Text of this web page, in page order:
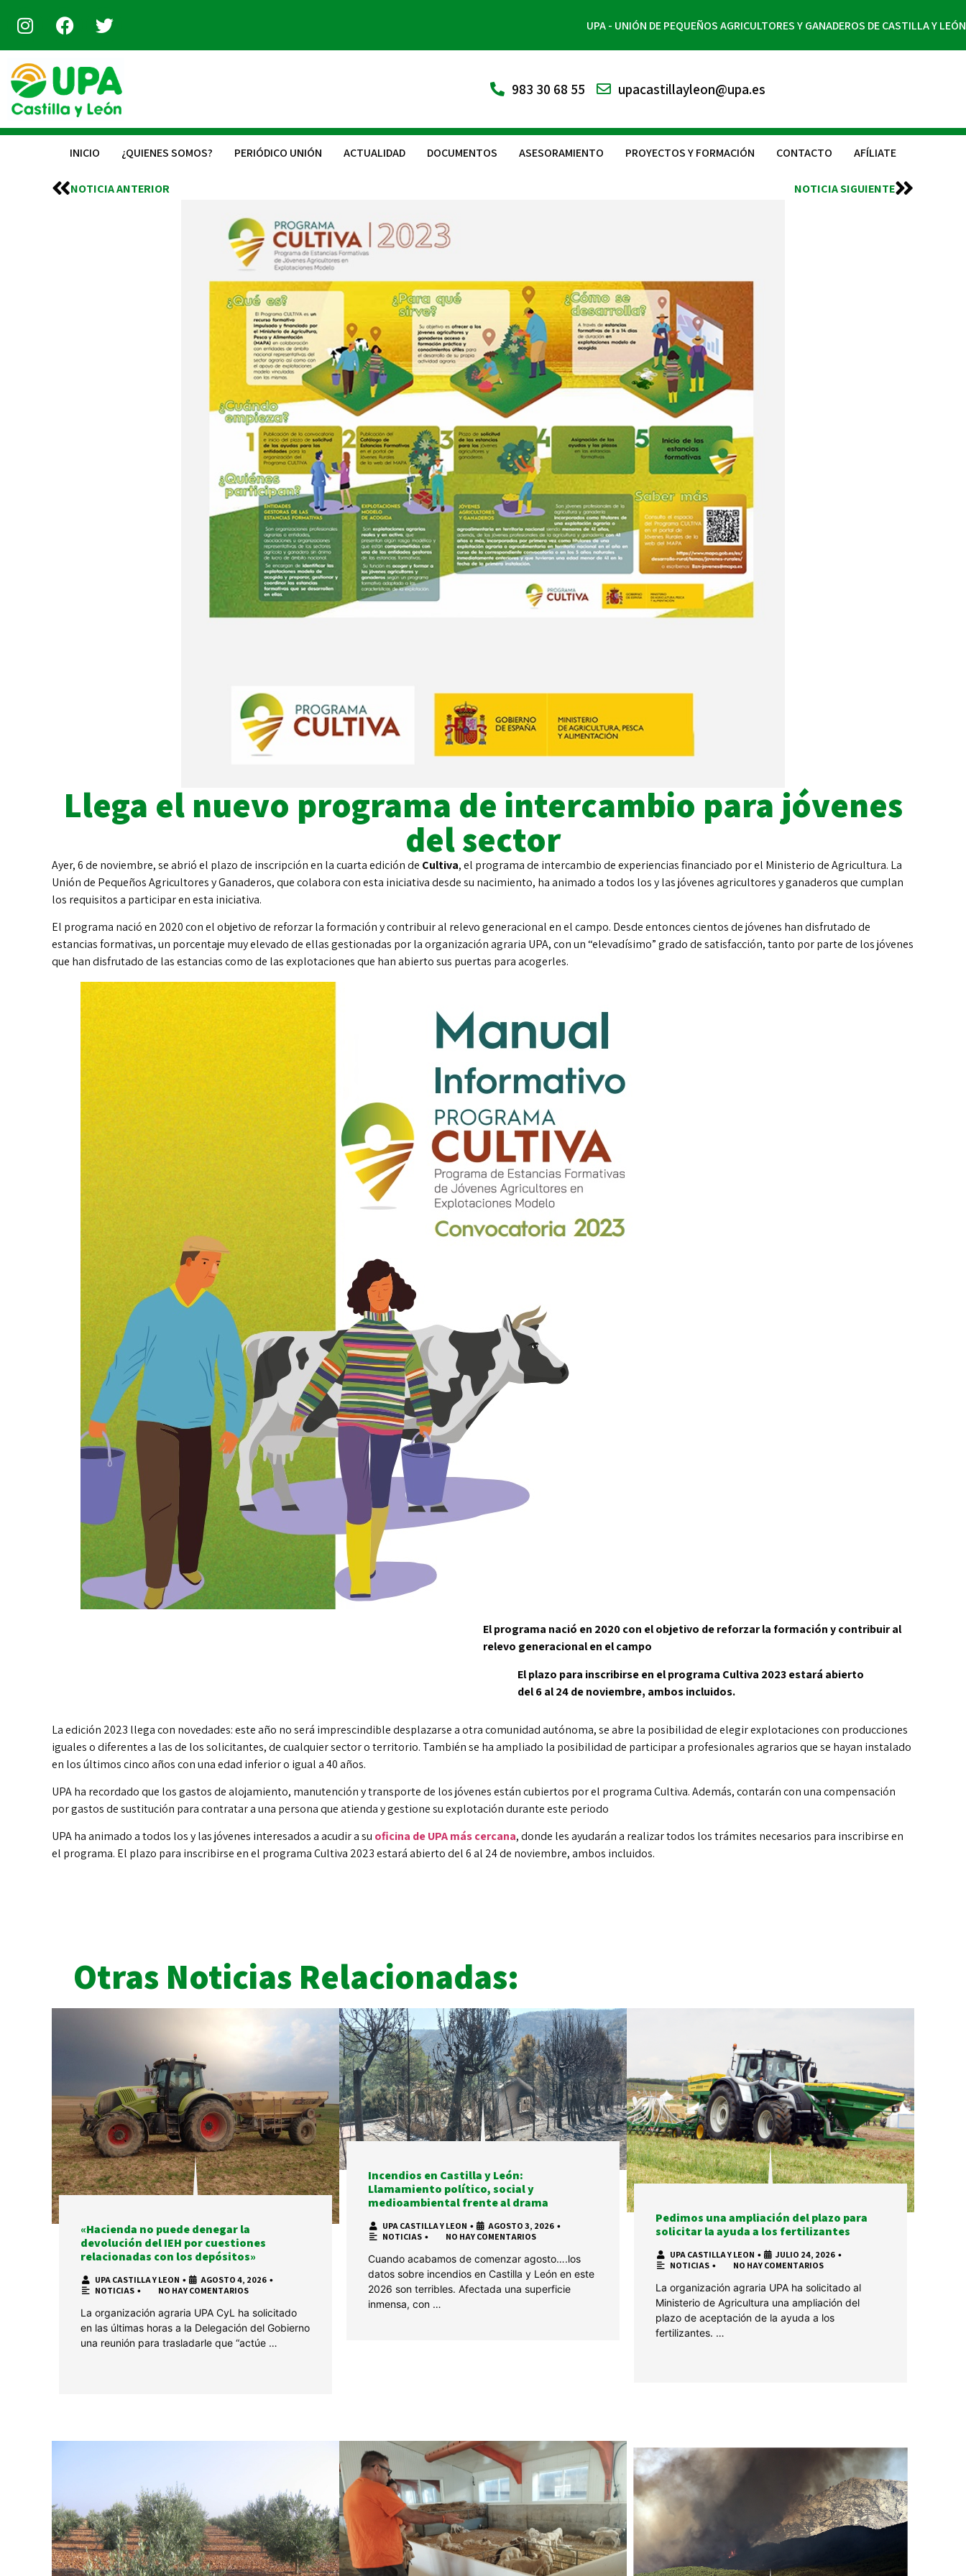
UPA - UNIÓN DE PEQUEÑOS AGRICULTORES Y GANADEROS DE CASTILLA Y LEÓN
983 30 68 55 upacastillayleon@upa.es
INICIO ¿QUIENES SOMOS? PERIÓDICO UNIÓN ACTUALIDAD DOCUMENTOS ASESORAMIENTO PROYECTOS Y FORMACIÓN CONTACTO AFÍLIATE
NOTICIA ANTERIOR NOTICIA SIGUIENTE
Llega el nuevo programa de intercambio para jóvenes
del sector
Ayer, 6 de noviembre, se abrió el plazo de inscripción en la cuarta edición de Cultiva, el programa de intercambio de experiencias financiado por el Ministerio de Agricultura. La
Unión de Pequeños Agricultores y Ganaderos, que colabora con esta iniciativa desde su nacimiento, ha animado a todos los y las jóvenes agricultores y ganaderos que cumplan
los requisitos a participar en esta iniciativa.
El programa nació en 2020 con el objetivo de reforzar la formación y contribuir al relevo generacional en el campo. Desde entonces cientos de jóvenes han disfrutado de
estancias formativas, un porcentaje muy elevado de ellas gestionadas por la organización agraria UPA, con un “elevadísimo” grado de satisfacción, tanto por parte de los jóvenes
que han disfrutado de las estancias como de las explotaciones que han abierto sus puertas para acogerles.
El programa nació en 2020 con el objetivo de reforzar la formación y contribuir al
relevo generacional en el campo
El plazo para inscribirse en el programa Cultiva 2023 estará abierto
del 6 al 24 de noviembre, ambos incluidos.
La edición 2023 llega con novedades: este año no será imprescindible desplazarse a otra comunidad autónoma, se abre la posibilidad de elegir explotaciones con producciones
iguales o diferentes a las de los solicitantes, de cualquier sector o territorio. También se ha ampliado la posibilidad de participar a profesionales agrarios que se hayan instalado
en los últimos cinco años con una edad inferior o igual a 40 años.
UPA ha recordado que los gastos de alojamiento, manutención y transporte de los jóvenes están cubiertos por el programa Cultiva. Además, contarán con una compensación
por gastos de sustitución para contratar a una persona que atienda y gestione su explotación durante este periodo
UPA ha animado a todos los y las jóvenes interesados a acudir a su oficina de UPA más cercana, donde les ayudarán a realizar todos los trámites necesarios para inscribirse en
el programa. El plazo para inscribirse en el programa Cultiva 2023 estará abierto del 6 al 24 de noviembre, ambos incluidos.
Otras Noticias Relacionadas:
«Hacienda no puede denegar la
devolución del IEH por cuestiones
relacionadas con los depósitos»
UPA CASTILLA Y LEON • AGOSTO 4, 2026 •
NOTICIAS • NO HAY COMENTARIOS
La organización agraria UPA CyL ha solicitado
en las últimas horas a la Delegación del Gobierno
una reunión para trasladarle que “actúe …
Incendios en Castilla y León:
Llamamiento político, social y
medioambiental frente al drama
UPA CASTILLA Y LEON • AGOSTO 3, 2026 •
NOTICIAS • NO HAY COMENTARIOS
Cuando acabamos de comenzar agosto….los
datos sobre incendios en Castilla y León en este
2026 son terribles. Afectada una superficie
inmensa, con …
Pedimos una ampliación del plazo para
solicitar la ayuda a los fertilizantes
UPA CASTILLA Y LEON • JULIO 24, 2026 •
NOTICIAS • NO HAY COMENTARIOS
La organización agraria UPA ha solicitado al
Ministerio de Agricultura una ampliación del
plazo de aceptación de la ayuda a los
fertilizantes. …